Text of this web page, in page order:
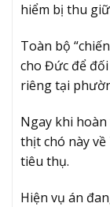
hiểm bị thu
Toàn bộ
cho Đức để
riêng tại
Ngay khi
thịt chó này về
tiêu thụ.
Hiện vụ án